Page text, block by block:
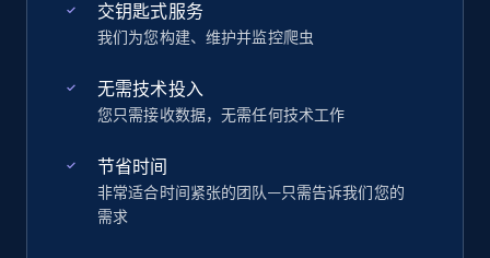
交钥匙式服务
我们为您构建、维护并监控爬虫
无需技术投入
您只需接收数据，无需任何技术工作
节省时间
非常适合时间紧张的团队—只需告诉我们您的
需求